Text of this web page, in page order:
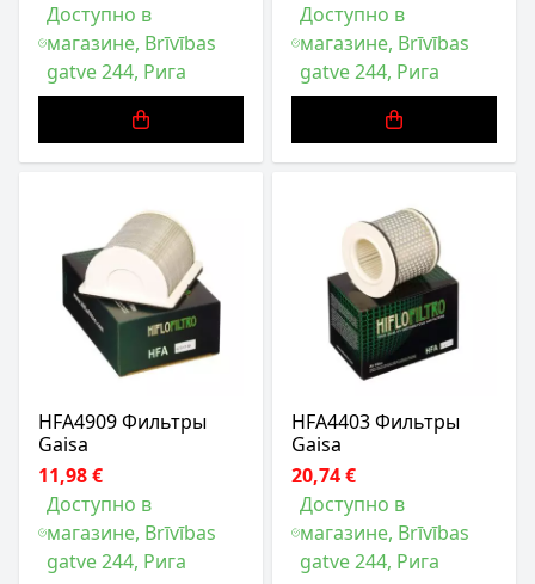
Доступно в
магазине, Brīvības
gatve 244, Рига
Доступно в
магазине, Brīvības
gatve 244, Рига
HFA4909 Фильтры
Gaisa
11,98 €
Доступно в
магазине, Brīvības
gatve 244, Рига
HFA4403 Фильтры
Gaisa
20,74 €
Доступно в
магазине, Brīvības
gatve 244, Рига